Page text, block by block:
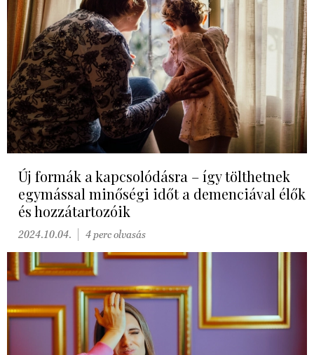
Új formák a kapcsolódásra – így tölthetnek
egymással minőségi időt a demenciával élők
és hozzátartozóik
2024.10.04. 4 perc olvasás